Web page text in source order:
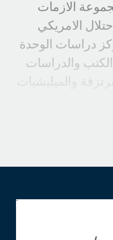
الازمات
الامريكي
دراسات الوحدة
عدد من الكتب والدراسات
والميليشيات